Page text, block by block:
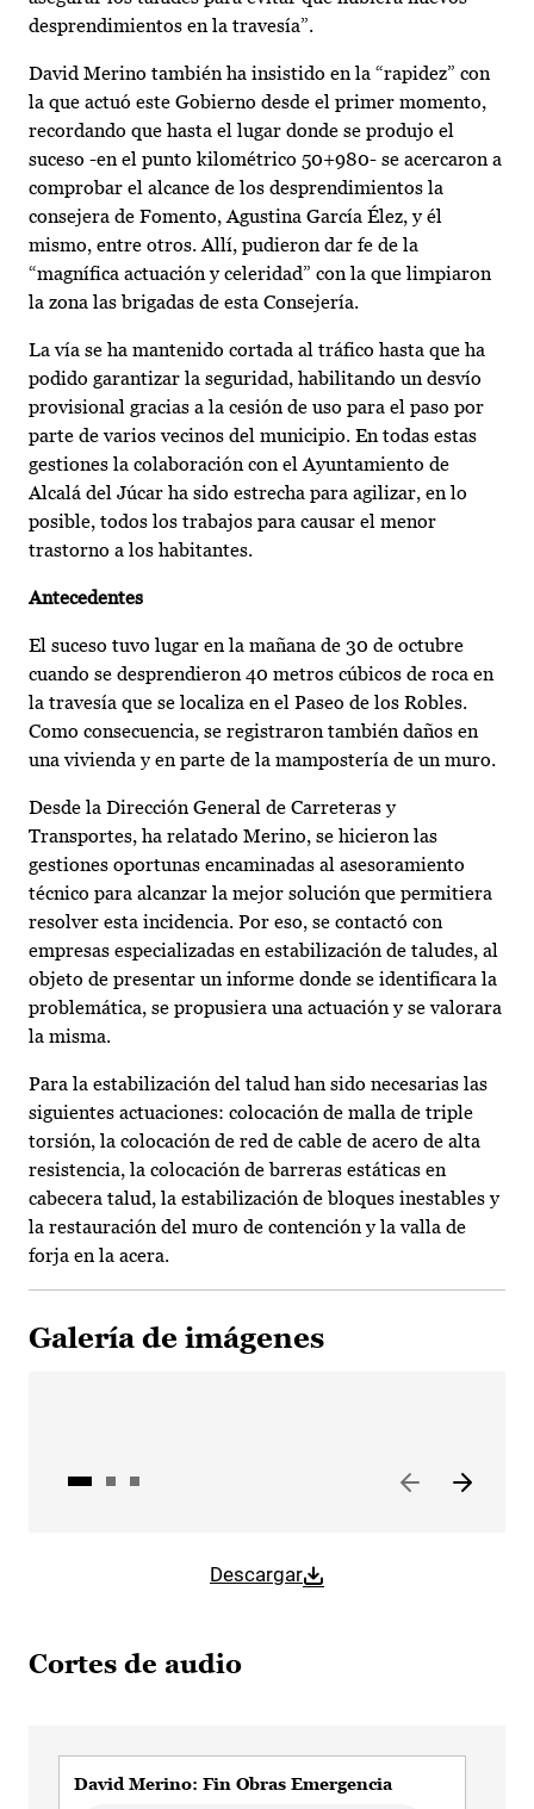
desprendimientos en la travesía”.
David Merino también ha insistido en la “rapidez” con
la que actuó este Gobierno desde el primer momento,
recordando que hasta el lugar donde se produjo el
suceso -en el punto kilométrico 50+980- se acercaron a
comprobar el alcance de los desprendimientos la
consejera de Fomento, Agustina García Élez, y él
mismo, entre otros. Allí, pudieron dar fe de la
“magnífica actuación y celeridad” con la que limpiaron
la zona las brigadas de esta Consejería.
La vía se ha mantenido cortada al tráfico hasta que ha
podido garantizar la seguridad, habilitando un desvío
provisional gracias a la cesión de uso para el paso por
parte de varios vecinos del municipio. En todas estas
gestiones la colaboración con el Ayuntamiento de
Alcalá del Júcar ha sido estrecha para agilizar, en lo
posible, todos los trabajos para causar el menor
trastorno a los habitantes.
Antecedentes
El suceso tuvo lugar en la mañana de 30 de octubre
cuando se desprendieron 40 metros cúbicos de roca en
la travesía que se localiza en el Paseo de los Robles.
Como consecuencia, se registraron también daños en
una vivienda y en parte de la mampostería de un muro.
Desde la Dirección General de Carreteras y
Transportes, ha relatado Merino, se hicieron las
gestiones oportunas encaminadas al asesoramiento
técnico para alcanzar la mejor solución que permitiera
resolver esta incidencia. Por eso, se contactó con
empresas especializadas en estabilización de taludes, al
objeto de presentar un informe donde se identificara la
problemática, se propusiera una actuación y se valorara
la misma.
Para la estabilización del talud han sido necesarias las
siguientes actuaciones: colocación de malla de triple
torsión, la colocación de red de cable de acero de alta
resistencia, la colocación de barreras estáticas en
cabecera talud, la estabilización de bloques inestables y
la restauración del muro de contención y la valla de
forja en la acera.
Galería de imágenes
Descargar
Cortes de audio
David Merino: Fin Obras Emergencia